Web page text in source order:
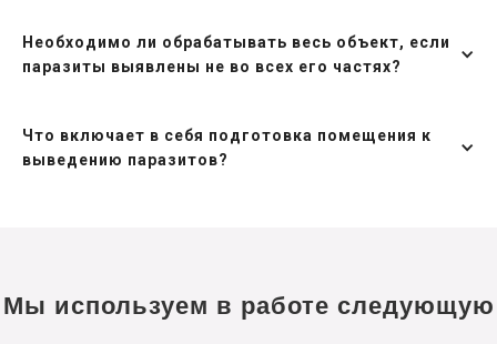
Необходимо ли обрабатывать весь объект, если
паразиты выявлены не во всех его частях?
Что включает в себя подготовка помещения к
выведению паразитов?
Мы используем в работе следующую